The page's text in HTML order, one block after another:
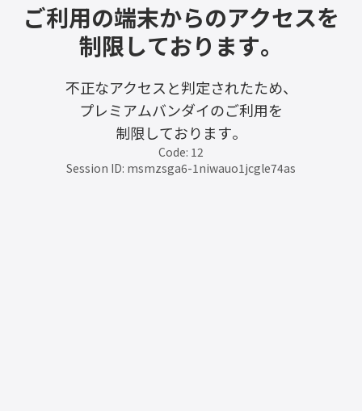
ご利用の端末からのアクセスを
制限しております。
不正なアクセスと判定されたため、
プレミアムバンダイのご利用を
制限しております。
Code: 12
Session ID: msmzsga6-1niwauo1jcgle74as